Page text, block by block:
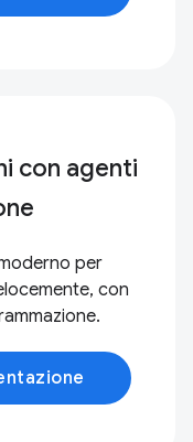
con agenti
per
con